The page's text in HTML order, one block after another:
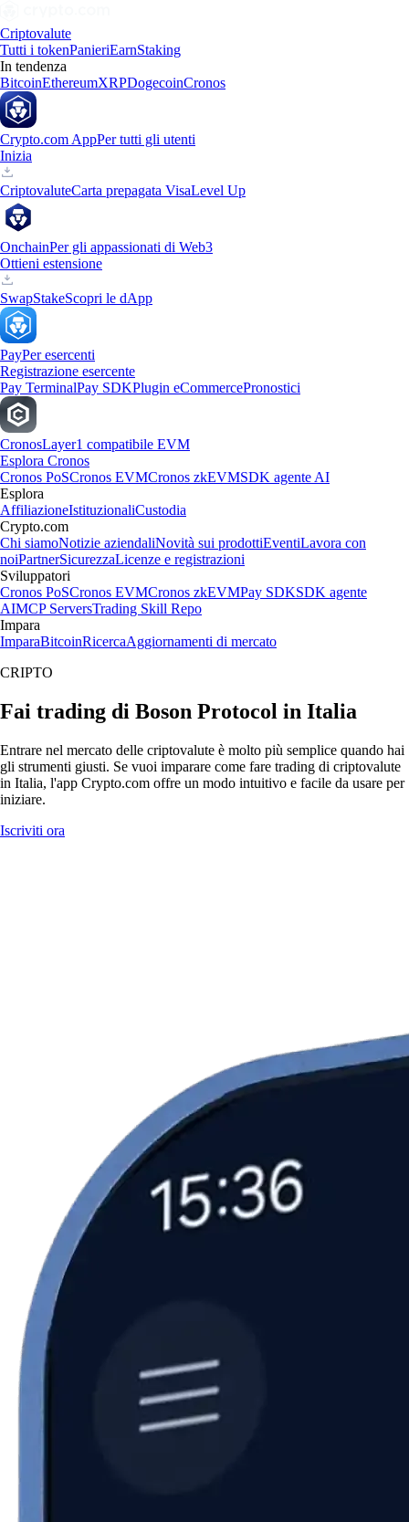
Criptovalute
Tutti i tokenPanieriEarnStaking
In tendenza
BitcoinEthereumXRPDogecoinCronos
Crypto.com AppPer tutti gli utenti
Inizia
CriptovaluteCarta prepagata VisaLevel Up
OnchainPer gli appassionati di Web3
Ottieni estensione
SwapStakeScopri le dApp
PayPer esercenti
Registrazione esercente
Pay TerminalPay SDKPlugin eCommercePronostici
CronosLayer1 compatibile EVM
Esplora Cronos
Cronos PoSCronos EVMCronos zkEVMSDK agente AI
Esplora
AffiliazioneIstituzionaliCustodia
Crypto.com
Chi siamoNotizie aziendaliNovità sui prodottiEventiLavora con
noiPartnerSicurezzaLicenze e registrazioni
Sviluppatori
Cronos PoSCronos EVMCronos zkEVMPay SDKSDK agente
AIMCP ServersTrading Skill Repo
Impara
ImparaBitcoinRicercaAggiornamenti di mercato
CRIPTO
Fai trading di Boson Protocol in Italia
Entrare nel mercato delle criptovalute è molto più semplice quando hai
gli strumenti giusti. Se vuoi imparare come fare trading di criptovalute
in Italia, l'app Crypto.com offre un modo intuitivo e facile da usare per
iniziare.
Iscriviti ora